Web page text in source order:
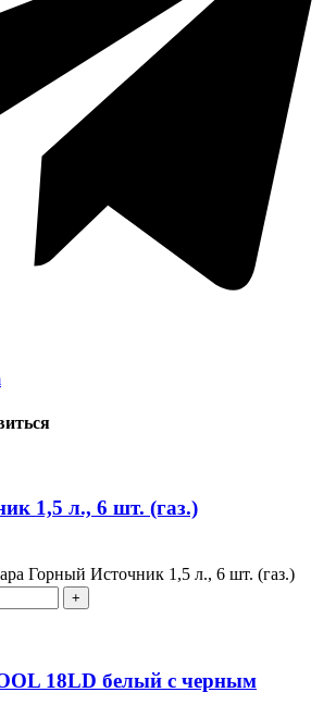
1,5 л., 6 шт. (газ.)
Горный Источник 1,5 л., 6 шт. (газ.)
18LD белый с черным